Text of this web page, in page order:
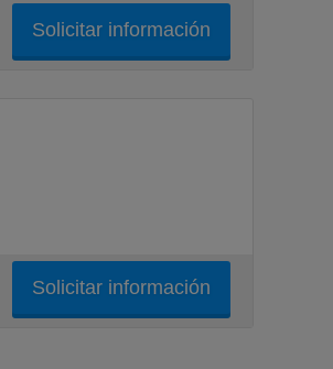
Solicitar información
Solicitar información